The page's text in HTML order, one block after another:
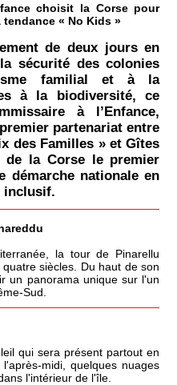
choisit la Corse pour
« No Kids »
de deux jours en
sécurité des colonies
familial et à la
à la biodiversité, ce
à l’Enfance,
partenariat entre
des Familles » et Gîtes
de la Corse le premier
démarche nationale en
inclusif.
la tour de Pinarellu
siècles. Du haut de son
un panorama unique sur l'un
Sud.
qui sera présent partout en
midi, quelques nuages
l'intérieur de l'île.